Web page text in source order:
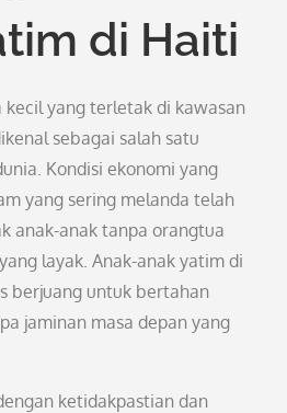
di Haiti
kecil yang terletak di kawasan
sebagai salah satu
Kondisi ekonomi yang
yang sering melanda telah
anak-anak tanpa orangtua
layak. Anak-anak yatim di
berjuang untuk bertahan
jaminan masa depan yang
ketidakpastian dan